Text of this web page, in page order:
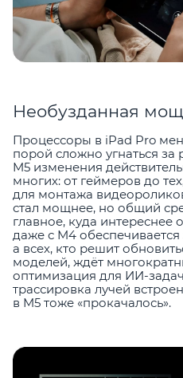
Необузданная
Процессоры в iPad Pro
порой сложно угнаться за
M5 изменения
многих: от геймеров до
для монтажа
стал мощнее, но общий
главное, куда интереснее
даже с M4
а всех, кто решит
моделей, ждёт
оптимизация для ИИ-
трассировка лучей
в M5 тоже «прокачалось».